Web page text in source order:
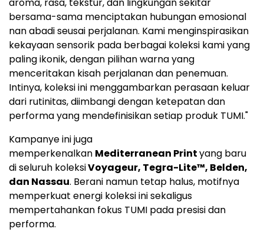
aroma, rasa, tekstur, dan lingkungan sekitar
bersama-sama menciptakan hubungan emosional
nan abadi seusai perjalanan. Kami menginspirasikan
kekayaan sensorik pada berbagai koleksi kami yang
paling ikonik, dengan pilihan warna yang
menceritakan kisah perjalanan dan penemuan.
Intinya, koleksi ini menggambarkan perasaan keluar
dari rutinitas, diimbangi dengan ketepatan dan
performa yang mendefinisikan setiap produk TUMI."
Kampanye ini juga
memperkenalkan Mediterranean Printyang baru
di seluruh koleksiVoyageur, Tegra-Lite™, Belden,
dan Nassau. Berani namun tetap halus, motifnya
memperkuat energi koleksi ini sekaligus
mempertahankan fokus TUMI pada presisi dan
performa.